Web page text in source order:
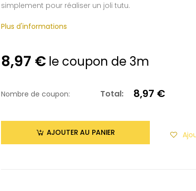
simplement pour réaliser un joli tutu.
Plus d'informations
8,97 € le coupon de 3m
Nombre de coupon: Total: 8,97 €
AJOUTER AU PANIER